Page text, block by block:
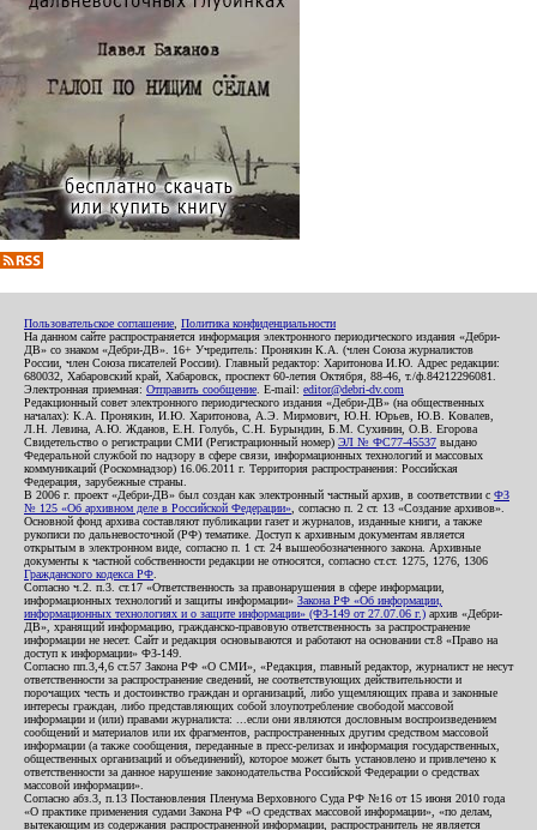
Пользовательское соглашение Политика конфиденциальности
На данном сайте распространяется информация электронного периодического издания «Дебри-
ДВ» со знаком «Дебри-ДВ». 16+ Учредитель: Пронякин К.А. (член Союза журналистов
России, член Союза писателей России). Главный редактор: Харитонова И.Ю. Адрес редакции:
680032, Хабаровский край, Хабаровск, проспект 60-летия Октября, 88-46, т./ф.84212296081.
Электронная приемная: Отправить сообщение . E-mail: editor@debri-dv.com
Редакционный совет электронного периодического издания «Дебри-ДВ» (на общественных
началах): К.А. Пронякин, И.Ю. Харитонова, А.Э. Мирмович, Ю.Н. Юрьев, Ю.В. Ковалев,
Л.Н. Левина, А.Ю. Жданов, Е.Н. Голубь, С.Н. Бурындин, Б.М. Сухинин, О.В. Егорова
Свидетельство о регистрации СМИ (Регистрационный номер) ЭЛ № ФС77-45537 выдано
Федеральной службой по надзору в сфере связи, информационных технологий и массовых
коммуникаций (Роскомнадзор) 16.06.2011 г. Территория распространения: Российская
Федерация, зарубежные страны.
В 2006 г. проект «Дебри-ДВ» был создан как электронный частный архив, в соответствии с ФЗ
№ 125 «Об архивном деле в Российской Федерации» , согласно п. 2 ст. 13 «Создание архивов».
Основной фонд архива составляют публикации газет и журналов, изданные книги, а также
рукописи по дальневосточной (РФ) тематике. Доступ к архивным документам является
открытым в электронном виде, согласно п. 1 ст. 24 вышеобозначенного закона. Архивные
документы к частной собственности редакции не относятся, согласно ст.ст. 1275, 1276, 1306
Гражданского кодекса РФ
Согласно ч.2. п.3. ст.17 «Ответственность за правонарушения в сфере информации,
информационных технологий и защиты информации» Закона РФ «Об информации,
информационных технологиях и о защите информации» (ФЗ-149 от 27.07.06 г.) архив «Дебри-
ДВ», хранящий информацию, гражданско-правовую ответственность за распространение
информации не несет. Сайт и редакция основываются и работают на основании ст.8 «Право на
доступ к информации» ФЗ-149.
Согласно пп.3,4,6 ст.57 Закона РФ «О СМИ», «Редакция, главный редактор, журналист не несут
ответственности за распространение сведений, не соответствующих действительности и
порочащих честь и достоинство граждан и организаций, либо ущемляющих права и законные
интересы граждан, либо представляющих собой злоупотребление свободой массовой
информации и (или) правами журналиста: ...если они являются дословным воспроизведением
сообщений и материалов или их фрагментов, распространенных другим средством массовой
информации (а также сообщения, переданные в пресс-релизах и информация государственных,
общественных организаций и объединений), которое может быть установлено и привлечено к
ответственности за данное нарушение законодательства Российской Федерации о средствах
массовой информации».
Согласно абз.3, п.13 Постановления Пленума Верховного Суда РФ №16 от 15 июня 2010 года
«О практике применения судами Закона РФ «О средствах массовой информации», «по делам,
вытекающим из содержания распространенной информации, распространитель не является